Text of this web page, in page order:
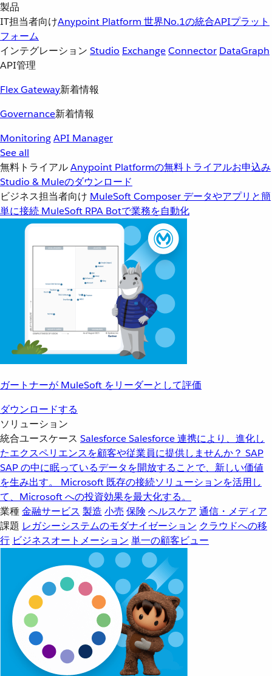
製品
IT担当者向けAnypoint Platform 世界No.1の統合APIプラット
フォーム
インテグレーション Studio ExchangeConnector DataGraph
API管理
Flex Gateway新着情報
Governance新着情報
MonitoringAPI Manager
See all
無料トライアルAnypoint Platformの無料トライアルお申込み
Studio & Muleのダウンロード
ビジネス担当者向け MuleSoft Composer データやアプリと簡
単に接続 MuleSoft RPA Botで業務を自動化
ガートナーが MuleSoft をリーダーとして評価
ダウンロードする
ソリューション
統合ユースケース SalesforceSalesforce 連携により、進化し
たエクスペリエンスを顧客や従業員に提供しませんか？ SAP
SAP の中に眠っているデータを開放することで、新しい価値
を生み出す。
Microsoft 既存の接続ソリューションを活用し
て、Microsoft への投資効果を最大化する。
業種金融サービス 製造 小売 保険 ヘルスケア 通信・メディア
課題 レガシーシステムのモダナイゼーション クラウドへの移
行 ビジネスオートメーション 単一の顧客ビュー